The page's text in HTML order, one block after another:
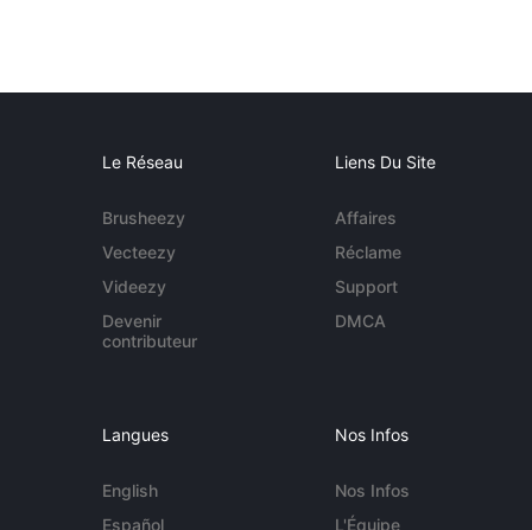
Le Réseau
Brusheezy
Vecteezy
Videezy
Devenir
contributeur
Liens Du Site
Affaires
Réclame
Support
DMCA
Langues
English
Español
Nos Infos
Nos Infos
L'Équipe